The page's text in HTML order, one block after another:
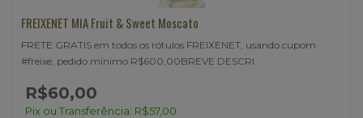
FREIXENET MIA Fruit & Sweet Moscato
FRETE GRATIS em todos os rótulos FREIXENET, usando cupom
#freixe, pedido mínimo R$600,00BREVE DESCRI..
R$60,00
Pix ou Transferência: R$57,00